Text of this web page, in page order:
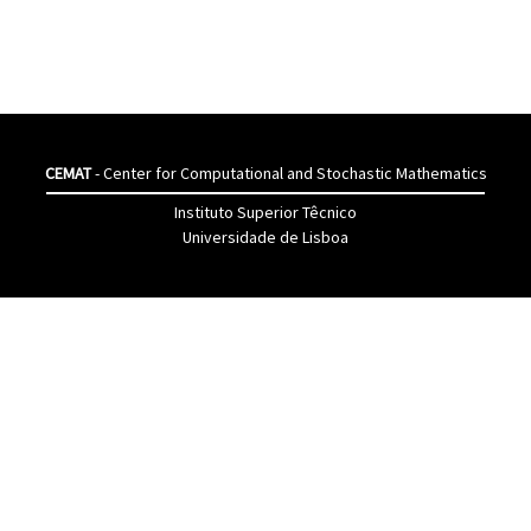
CEMAT- Center for Computational and Stochastic Mathematics
Instituto Superior Têcnico
Universidade de Lisboa